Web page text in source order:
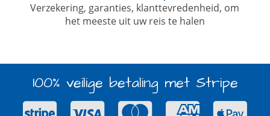
Verzekering, garanties, klanttevredenheid, om
het meeste uit uw reis te halen
100% veilige betaling met Stripe